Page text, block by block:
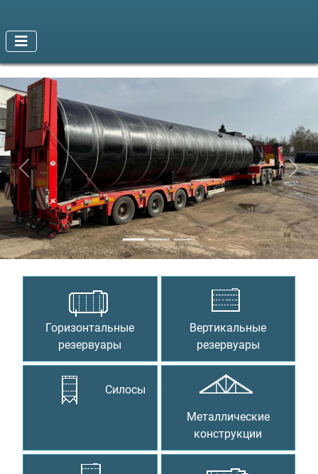
Предыдущий
Горизонтальные
резервуары
Вертикальные
резервуары
Силосы
Металлические
конструкции